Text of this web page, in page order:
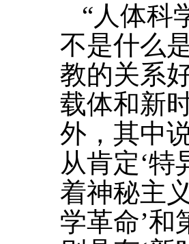
“人体科
不是什么
教的关系
载体和新
外，其中
从肯定‘特
着神秘主
学革命’和